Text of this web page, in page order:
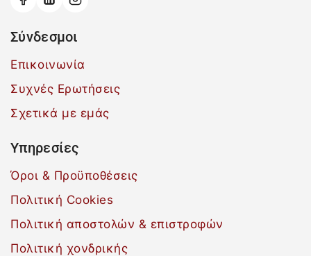
Σύνδεσμοι
Επικοινωνία
Συχνές Ερωτήσεις
Σχετικά με εμάς
Υπηρεσίες
Όροι & Προϋποθέσεις
Πολιτική Cookies
Πολιτική αποστολών & επιστροφών
Πολιτική χονδρικής